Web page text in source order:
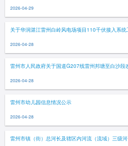
2026-04-29
关于华润湛江雷州白岭风电场项目110千伏接入系
2026-04-28
雷州市人民政府关于国道G207线雷州邦塘至白沙
2026-04-28
雷州市幼儿园信息情况公示
2026-04-28
雷州市镇（街）总河长及辖区内河流（流域）三级